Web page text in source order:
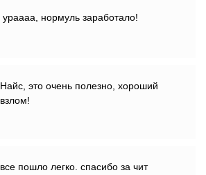
ураааа, нормуль заработало!
Найс, это очень полезно, хороший
взлом!
все пошло легко. спасибо за чит